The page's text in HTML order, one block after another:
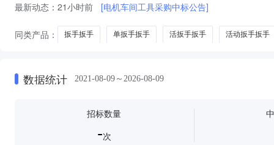
最新动态： 21小时前 [电机车间工具采购中标公告]
同类产品： 扳手扳手 单扳手扳手 活扳手扳手 活动扳手扳手
数据统计 2021-08-09～2026-08-09
招标数量
-次